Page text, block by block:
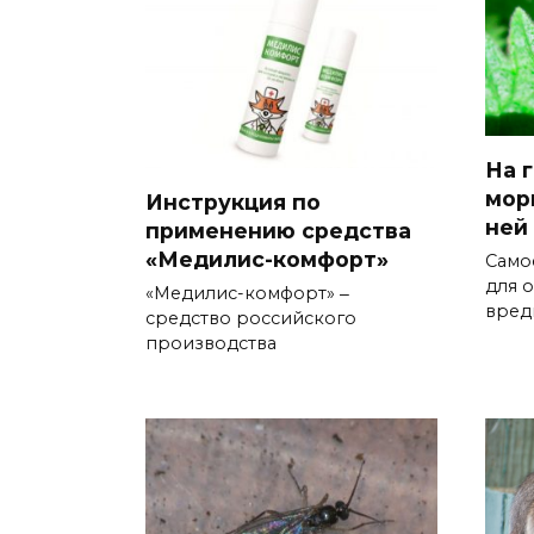
Инструкция по
применению средства
«Медилис-комфорт»
«Медилис-комфорт» ‒
средство российского
производства
На
ней
для